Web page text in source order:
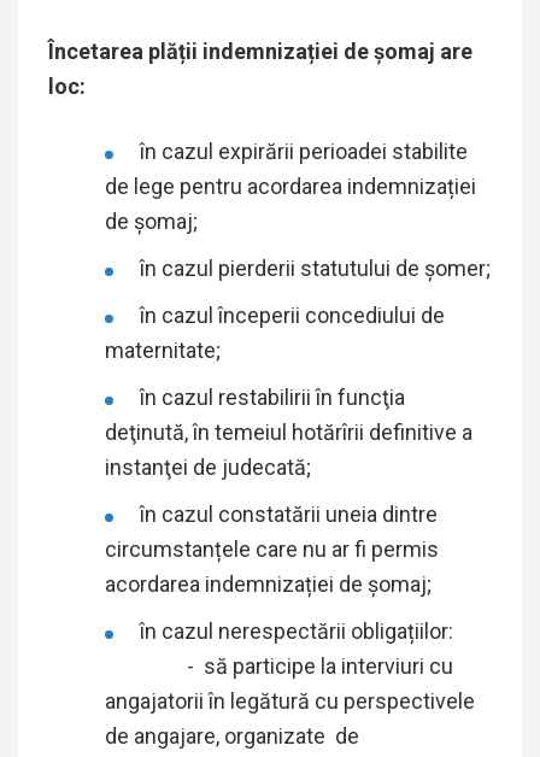
Încetarea plății indemnizației de șomaj are
loc:
în cazul expirării perioadei stabilite
de lege pentru acordarea indemnizației
de șomaj;
în cazul pierderii statutului de şomer;
în cazul începerii concediului de
maternitate;
în cazul restabilirii în funcţia
deţinută, în temeiul hotărîrii definitive a
instanţei de judecată;
în cazul constatării uneia dintre
circumstanțele care nu ar fi permis
acordarea indemnizației de şomaj;
în cazul nerespectării obligațiilor:
- să participe la interviuri cu
angajatorii în legătură cu perspectivele
de angajare, organizate de